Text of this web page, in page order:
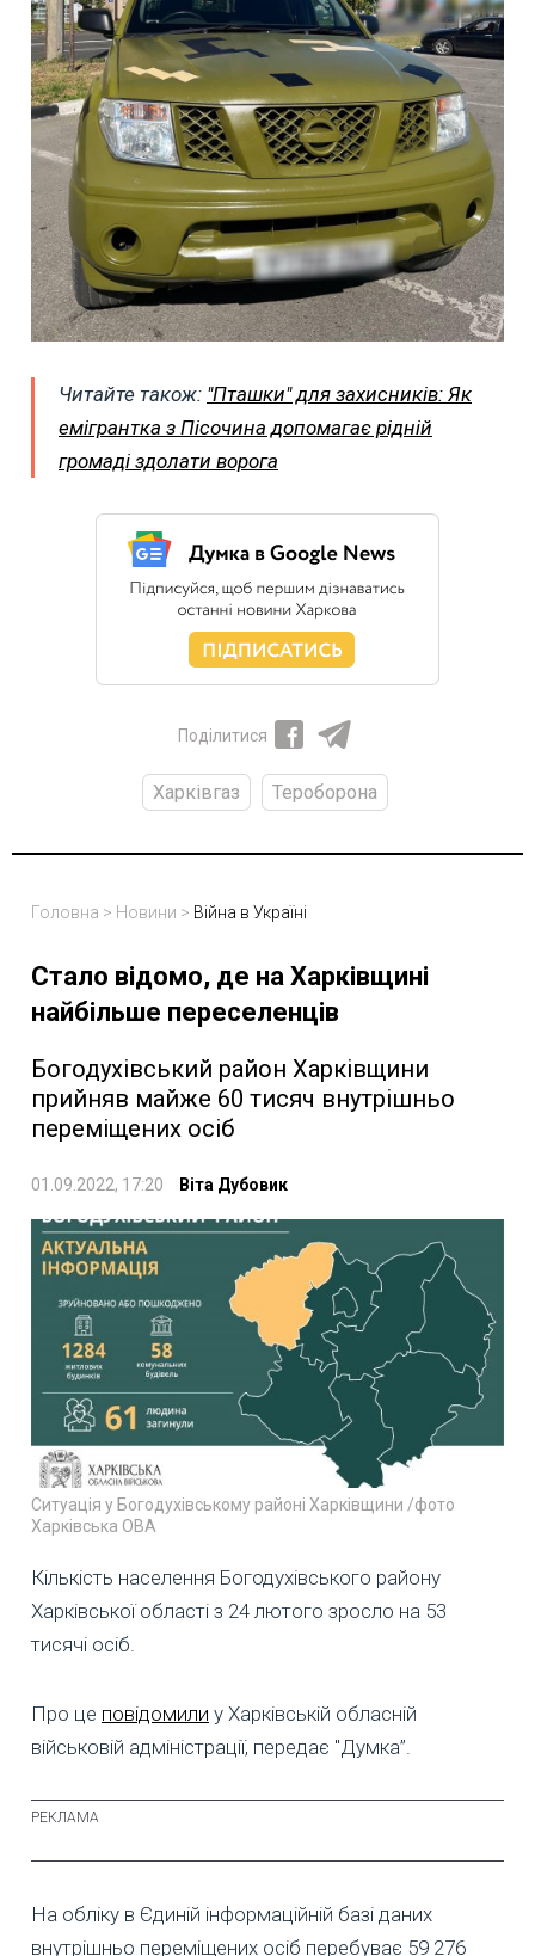
Читайте також: "Пташки" для захисників: Як
емігрантка з Пісочина допомагає рідній
громаді здолати ворога
Поділитися
Харківгаз Тероборона
Головна > Новини > Війна в Україні
Стало відомо, де на Харківщині
найбільше переселенців
Богодухівський район Харківщини
прийняв майже 60 тисяч внутрішньо
переміщених осіб
01.09.2022, 17:20 Віта Дубовик
Ситуація у Богодухівському районі Харківщини /фото
Харківська ОВА
Кількість населення Богодухівського району
Харківської області з 24 лютого зросло на 53
тисячі осіб.
Про це повідомили у Харківській обласній
військовій адміністрації, передає "Думка”.
На обліку в Єдиній інформаційній базі даних
внутрішньо переміщених осіб перебуває 59 276